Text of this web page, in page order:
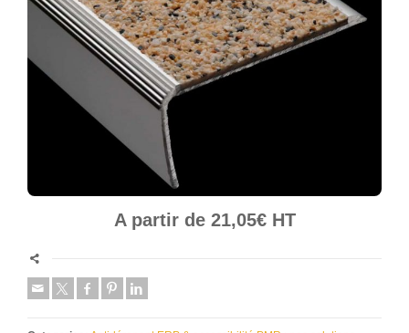
A partir de 21,05€ HT